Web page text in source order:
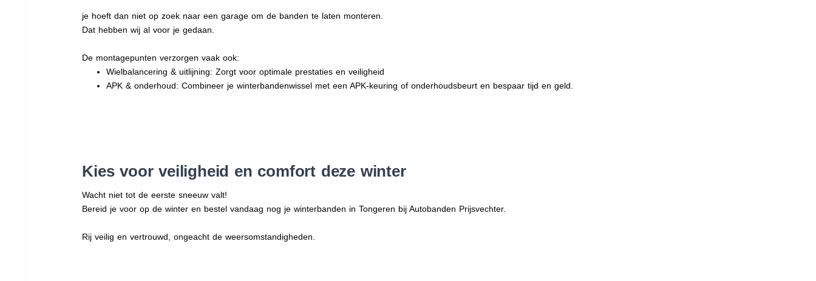
je hoeft dan niet op zoek naar een garage om de banden te laten monteren.
Dat hebben wij al voor je gedaan.
De montagepunten verzorgen vaak ook:
Wielbalancering & uitlijning: Zorgt voor optimale prestaties en veiligheid
APK & onderhoud: Combineer je winterbandenwissel met een APK-keuring of onderhoudsbeurt en bespaar tijd en geld.
Kies voor veiligheid en comfort deze winter
Wacht niet tot de eerste sneeuw valt!
Bereid je voor op de winter en bestel vandaag nog je winterbanden in Tongeren bij Autobanden Prijsvechter.
Rij veilig en vertrouwd, ongeacht de weersomstandigheden.